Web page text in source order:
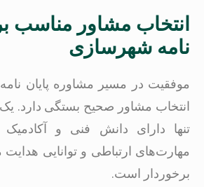
انتخاب مشاور مناسب
نامه شهرسازی
موفقیت در مسیر مشاوره پایان
انتخاب مشاور صحیح بستگی دارد.
تنها دارای دانش فنی و
مهارت‌های ارتباطی و توانایی هدایت
برخوردار است.